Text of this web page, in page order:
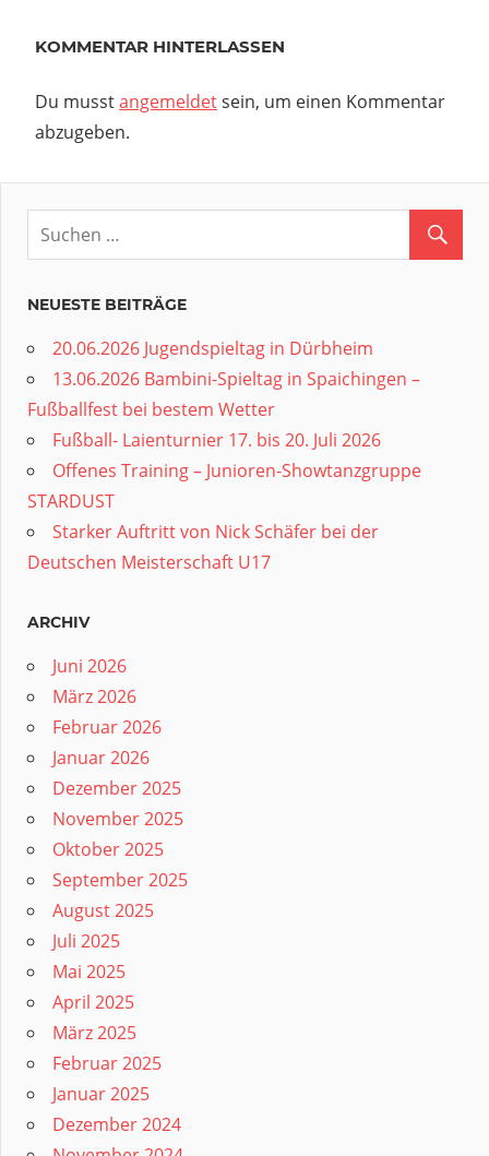
KOMMENTAR HINTERLASSEN
Du musstangemeldetsein, um einen Kommentar
abzugeben.
NEUESTE BEITRÄGE
20.06.2026 Jugendspieltag in Dürbheim
13.06.2026 Bambini-Spieltag in Spaichingen –
Fußballfest bei bestem Wetter
Fußball- Laienturnier 17. bis 20. Juli 2026
Offenes Training – Junioren-Showtanzgruppe
STARDUST
Starker Auftritt von Nick Schäfer bei der
Deutschen Meisterschaft U17
ARCHIV
Juni 2026
März 2026
Februar 2026
Januar 2026
Dezember 2025
November 2025
Oktober 2025
September 2025
August 2025
Juli 2025
Mai 2025
April 2025
März 2025
Februar 2025
Januar 2025
Dezember 2024